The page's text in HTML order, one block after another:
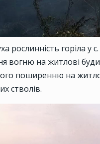
рослинність горіла у
вогню на житлові
поширенню на
стволів.